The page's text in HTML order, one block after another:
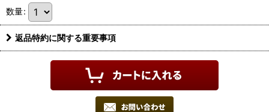
数量:
返品特約に関する重要事項